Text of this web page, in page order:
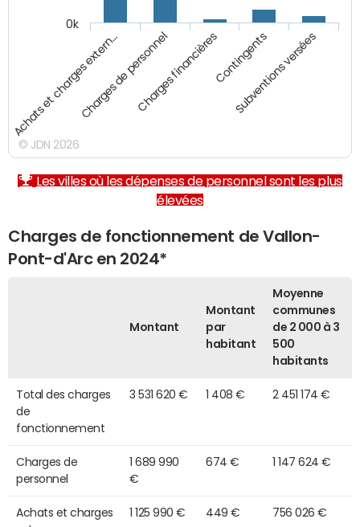
Achats et charges extern…Charges de personnelCharges financièresContingents
Subventions versées
0k
© JDN 2026
Les villes où les dépenses de personnel sont les plus
élevées
Charges de fonctionnement de Vallon-
Pont-d'Arc en 2024*
Montant
Montant
par
habitant
Moyenne
communes
de 2 000 à 3
500
habitants
Total des charges
de
fonctionnement
3 531 620 € 1 408 € 2 451 174 €
Charges de
personnel
1 689 990
€
674 € 1 147 624 €
Achats et charges
1 125 990 € 449 € 756 026 €